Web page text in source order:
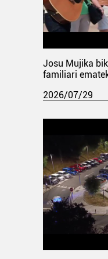
Josu Mujika
familiari
2026/07/29